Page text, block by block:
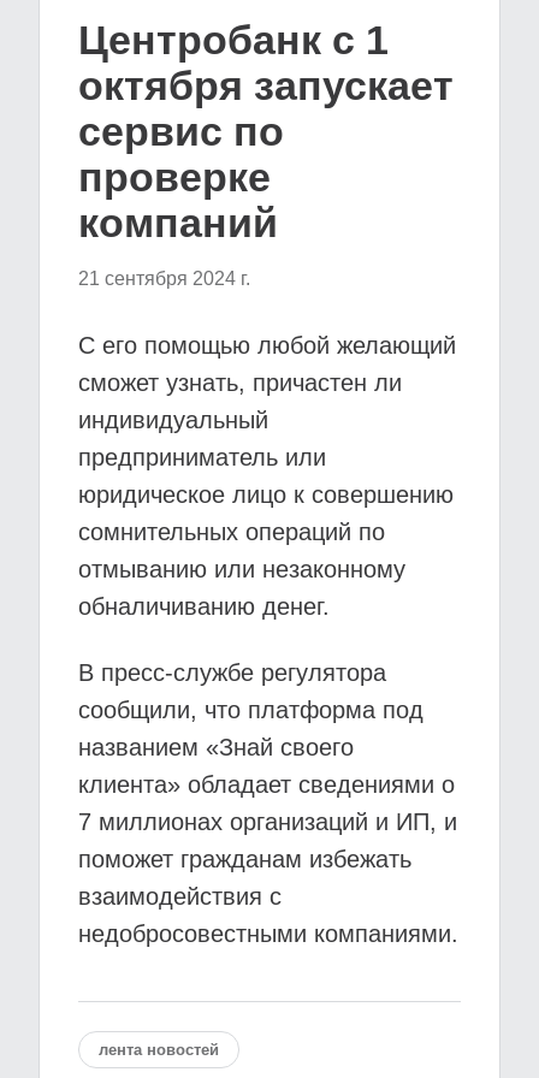
Центробанк с 1
октября запускает
сервис по
проверке
компаний
21 сентября 2024 г.
С его помощью любой желающий
сможет узнать, причастен ли
индивидуальный
предприниматель или
юридическое лицо к совершению
сомнительных операций по
отмыванию или незаконному
обналичиванию денег.
В пресс-службе регулятора
сообщили, что платформа под
названием «Знай своего
клиента» обладает сведениями о
7 миллионах организаций и ИП, и
поможет гражданам избежать
взаимодействия с
недобросовестными компаниями.
лента новостей